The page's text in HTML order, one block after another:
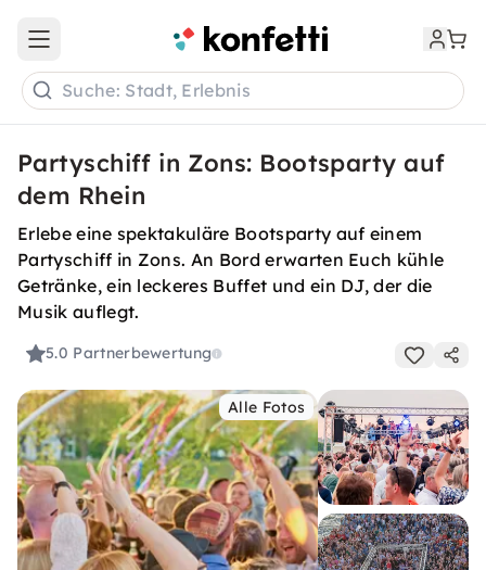
Open main menu
Suche: Stadt, Erlebnis
Partyschiff in Zons: Bootsparty auf
dem Rhein
Erlebe eine spektakuläre Bootsparty auf einem
Partyschiff in Zons. An Bord erwarten Euch kühle
Getränke, ein leckeres Buffet und ein DJ, der die
Musik auflegt.
5.0 Partnerbewertung
Alle Fotos